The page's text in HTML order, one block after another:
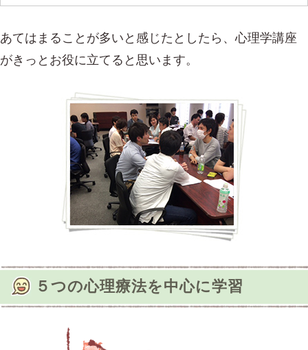
あてはまることが多いと感じたとしたら、心理学講座
がきっとお役に立てると思います。
５つの心理療法を中心に学習